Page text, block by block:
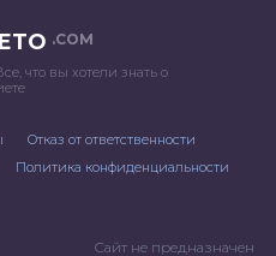
.COM
что вы хотели знать о
Отказ от ответственности
Политика конфиденциальности
Сайт не предназначен